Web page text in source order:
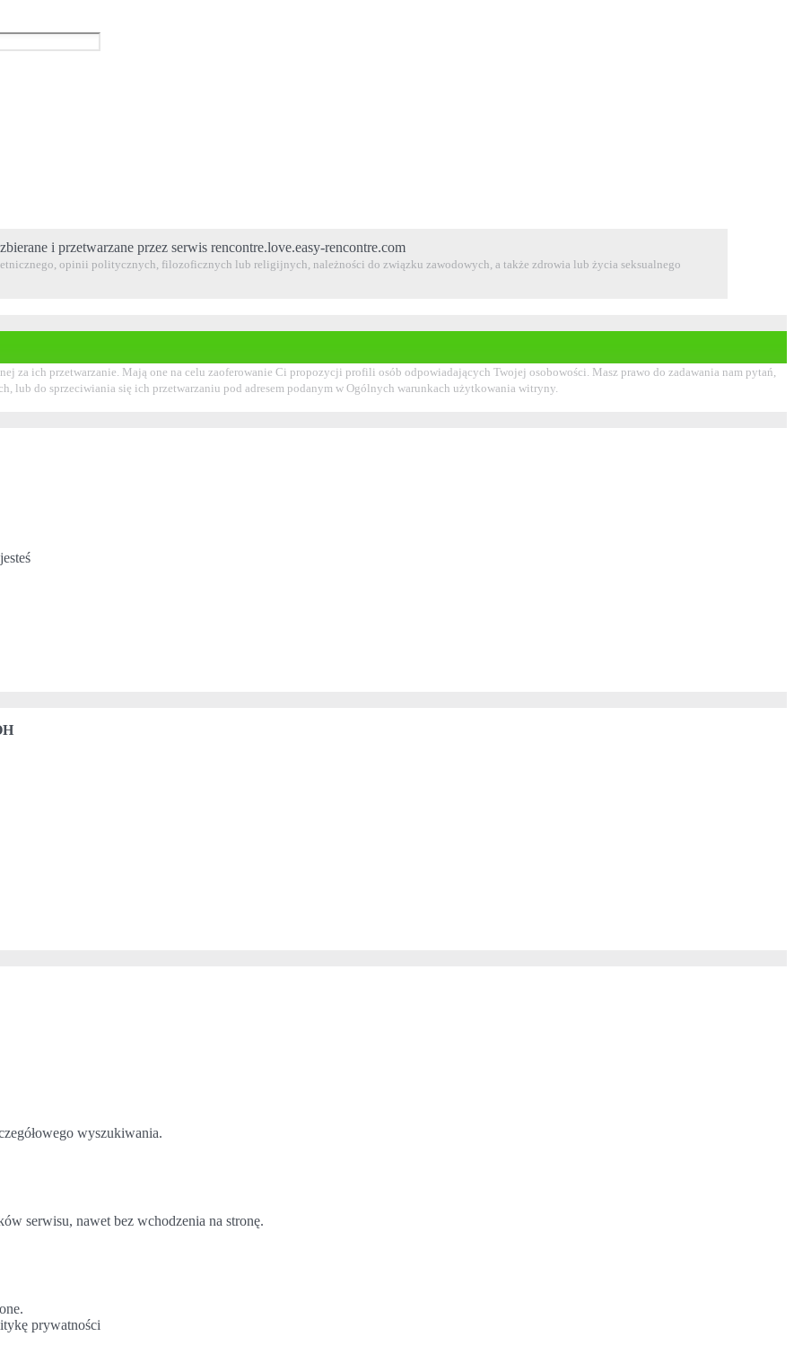
i przetwarzane przez serwis rencontre.love.easy-rencontre.com
opinii politycznych, filozoficznych lub religijnych, należności do związku zawodowych, a także zdrowia lub życia seksualnego
za ich przetwarzanie. Mają one na celu zaoferowanie Ci propozycji profili osób odpowiadających Twojej osobowości. Masz prawo do zadawania nam pytań,
lub do sprzeciwiania się ich przetwarzaniu pod adresem podanym w Ogólnych warunkach użytkowania witryny.
wyszukiwania.
serwisu, nawet bez wchodzenia na stronę.
prywatności